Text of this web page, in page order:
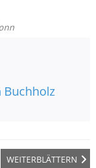
Buchholz
WEITERBLÄTTERN